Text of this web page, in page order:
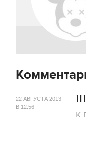
22 АВГУСТА 2013
В 12:56
к